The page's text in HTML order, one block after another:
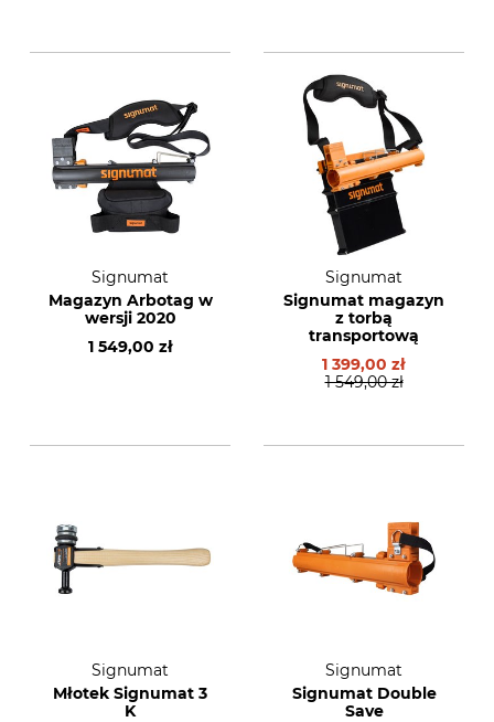
Signumat
Magazyn Arbotag w
wersji 2020
1 549,00 zł
Signumat
Signumat magazyn
z torbą
transportową
1 399,00 zł
1 549,00 zł
Signumat
Młotek Signumat 3
K
Signumat
Signumat Double
Save